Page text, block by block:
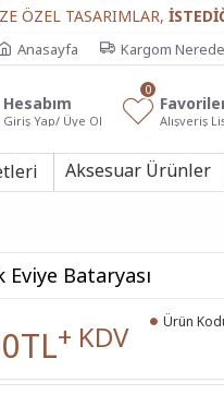
İSTEDİĞİNİZ
Anasayfa Kargom
Hesabım
Giriş Yap/ Üye Ol Alışveriş
0
Aksesuar Ürünler
Eviye Bataryası
+ KDV Ürün